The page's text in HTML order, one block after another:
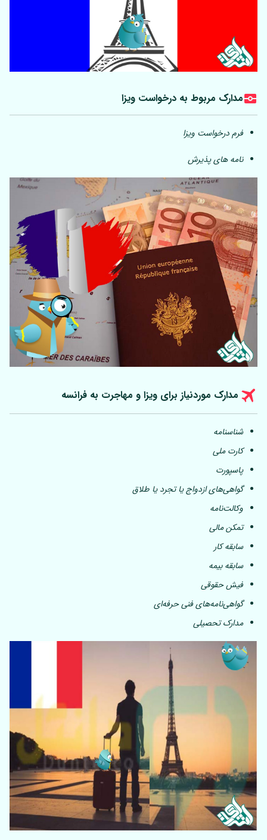
مدارک مربوط به درخواست ویزا
فرم درخواست ویزا
نامه های پذیرش
مدارک موردنیاز برای ویزا و مهاجرت به فرانسه
شناسنامه
کارت ملی
پاسپورت
گواهی‌های ازدواج یا تجرد یا طلاق
وکالت‌نامه
تمکن مالی
سابقه کار
سابقه بیمه
فیش حقوقی
گواهی‌نامه‌های فنی حرفه‌ای
مدارک تحصیلی